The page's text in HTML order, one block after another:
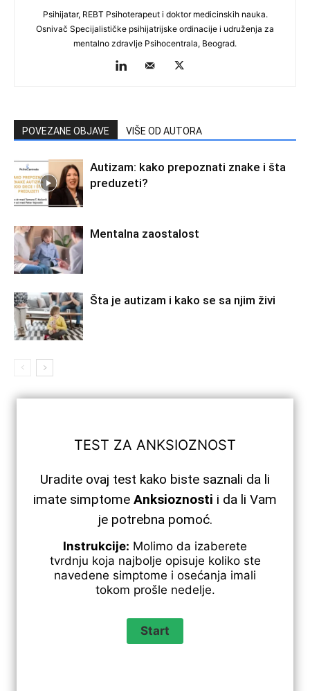
Psihijatar, REBT Psihoterapeut i doktor medicinskih nauka.
Osnivač Specijalističke psihijatrijske ordinacije i udruženja za
mentalno zdravlje Psihocentrala, Beograd.
POVEZANE OBJAVE VIŠE OD AUTORA
Autizam: kako prepoznati znake i šta
preduzeti?
Mentalna zaostalost
Šta je autizam i kako se sa njim živi
TEST ZA ANKSIOZNOST
Uradite ovaj test kako biste saznali da li
imate simptome Anksioznosti i da li Vam
je potrebna pomoć.
Instrukcije: Molimo da izaberete
tvrdnju koja najbolje opisuje koliko ste
navedene simptome i osećanja imali
tokom prošle nedelje.